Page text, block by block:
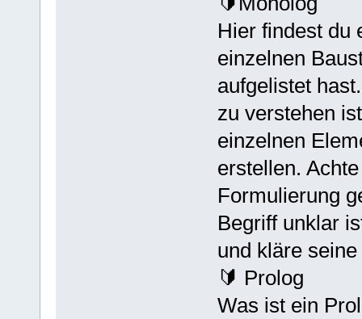
Hier findest du
einzelnen
aufgelistet
zu verstehen
einzelnen
erstellen.
Formulierung
Begriff unklar
und kläre
🔰 Prolog
Was ist ein